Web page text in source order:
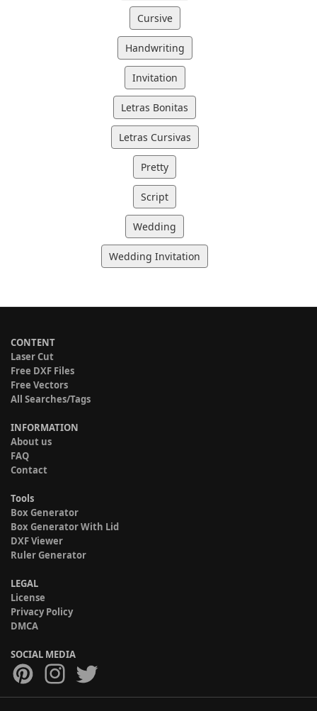
Cursive
Handwriting
Invitation
Letras Bonitas
Letras Cursivas
Pretty
Script
Wedding
Wedding Invitation
CONTENT
Laser Cut
Free DXF Files
Free Vectors
All Searches/Tags
INFORMATION
About us
FAQ
Contact
Tools
Box Generator
Box Generator With Lid
DXF Viewer
Ruler Generator
LEGAL
License
Privacy Policy
DMCA
SOCIAL MEDIA